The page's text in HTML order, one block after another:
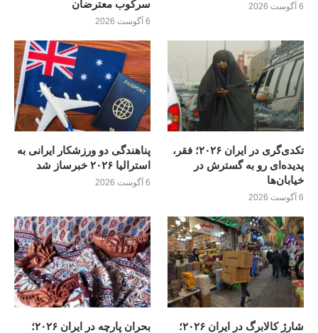
6 آگوست 2026
سرکوب معترضان
6 آگوست 2026
تکدی‌گری در ایران ۲۰۲۶؛ فقر،
پدیده‌ای رو به گسترش در
خیابان‌ها
6 آگوست 2026
پناهندگی دو ورزشکار ایرانی به
استرالیا ۲۰۲۶ خبرساز شد
6 آگوست 2026
شارژ کالابرگ در ایران ۲۰۲۶؛
بحران پارچه در ایران ۲۰۲۶؛